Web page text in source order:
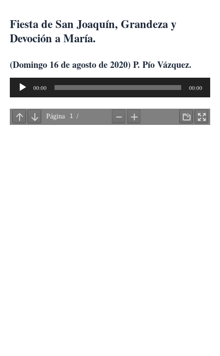
contenido
Fiesta de San Joaquín, Grandeza y
Devoción a María.
(Domingo 16 de agosto de 2020) P. Pío Vázquez.
Reproductor
audio
00:00 00:00